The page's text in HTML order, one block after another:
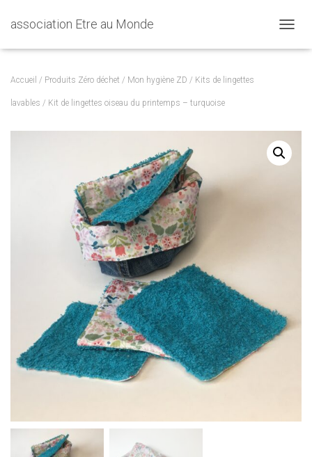
association Etre au Monde
Accueil / Produits Zéro déchet / Mon hygiène ZD / Kits de lingettes
lavables / Kit de lingettes oiseau du printemps – turquoise